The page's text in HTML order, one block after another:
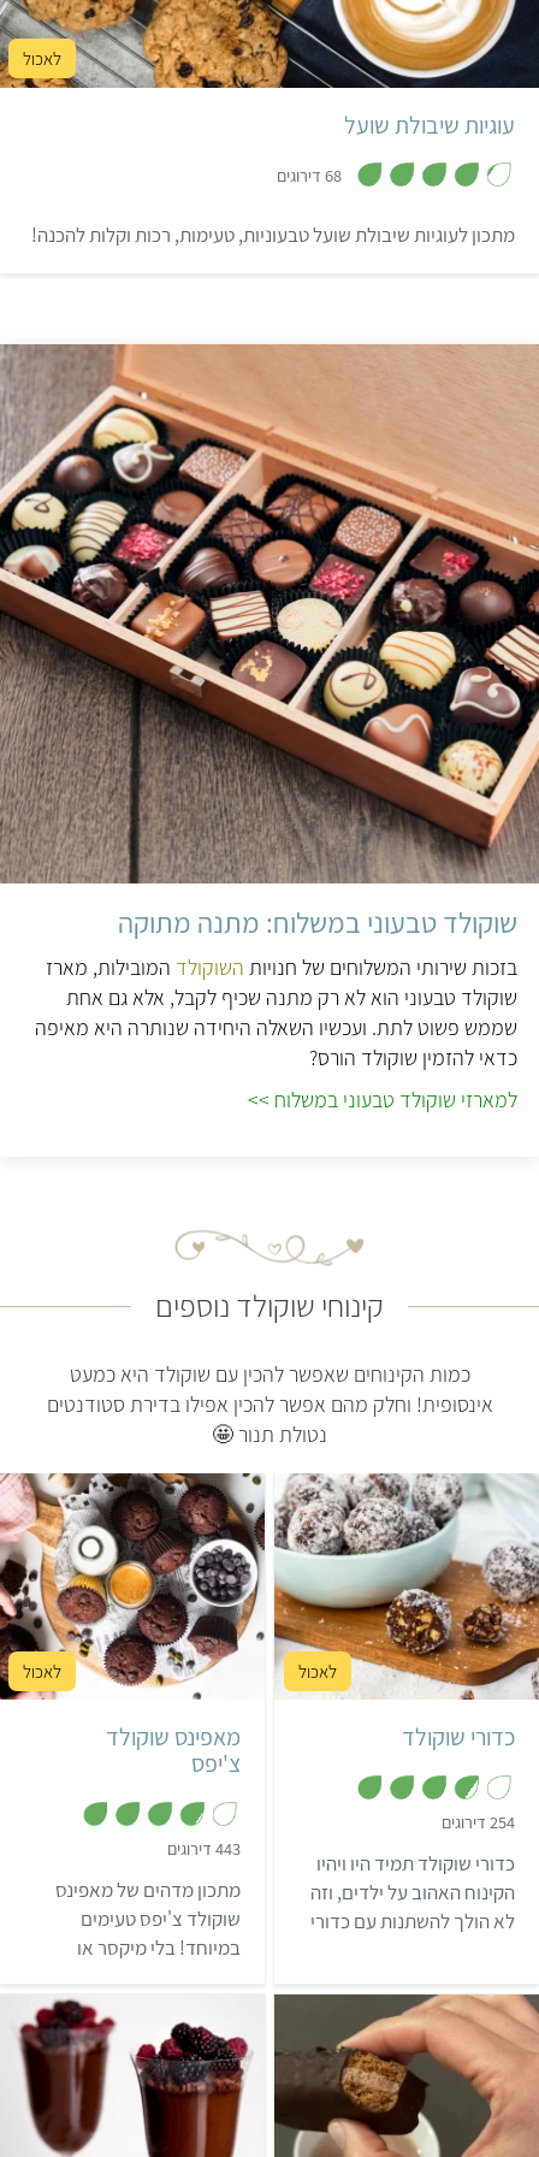
קל 30 דקות 18 עוגיות
עוגיות שיבולת שועל
68 דירוגים
מ
ת
מתכון לעוגיות שיבולת שועל טבעוניות, טעימות, רכות וקלות להכנה!
שוקולד טבעוני במשלוח: מתנה מתוקה
בזכות שירותי המשלוחים של חנויות השוקולד המובילות, מארז
שוקולד טבעוני הוא לא רק מתנה שכיף לקבל, אלא גם אחת
שממש פשוט לתת. ועכשיו השאלה היחידה שנותרה היא מאיפה
כדאי להזמין שוקולד הורס?
למארזי שוקולד טבעוני במשלוח >>
קינוחי שוקולד נוספים
כמות הקינוחים שאפשר להכין עם שוקולד היא כמעט
אינסופית! וחלק מהם אפשר להכין אפילו בדירת סטודנטים
נטולת תנור 🤩
קל 30 דקות
20 כדורי שוקולד
כדורי שוקולד
254 דירוגים
.
7
מ
ת
ו
כדורי שוקולד תמיד היו ויהיו
הקינוח האהוב על ילדים, וזה
לא הולך להשתנות עם כדורי
שאפשר להכין עם הילדים
וללקק ביחד את האצבעות.
קל 30 דקות
מאפינס שוקולד
צ'יפס
443 דירוגים
.
8
מ
ת
ו
מתכון מדהים של מאפינס
שוקולד צ'יפס טעימים
במיוחד! בלי מיקסר או
דקות הכנה יוצאים מהתנור
מאפינס חמים וטריים, שפשוט
אי אפשר להפסיק לאכול!